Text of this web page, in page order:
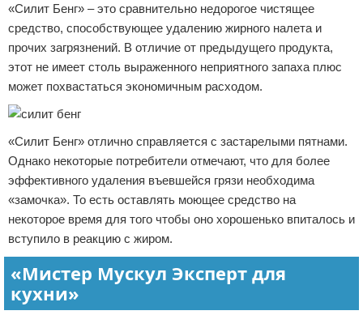
«Силит Бенг» – это сравнительно недорогое чистящее
средство, способствующее удалению жирного налета и
прочих загрязнений. В отличие от предыдущего продукта,
этот не имеет столь выраженного неприятного запаха плюс
может похвастаться экономичным расходом.
«Силит Бенг» отлично справляется с застарелыми пятнами.
Однако некоторые потребители отмечают, что для более
эффективного удаления въевшейся грязи необходима
«замочка». То есть оставлять моющее средство на
некоторое время для того чтобы оно хорошенько впиталось и
вступило в реакцию с жиром.
«Мистер Мускул Эксперт для
кухни»